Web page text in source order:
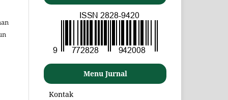
Menu Jurnal
Kontak